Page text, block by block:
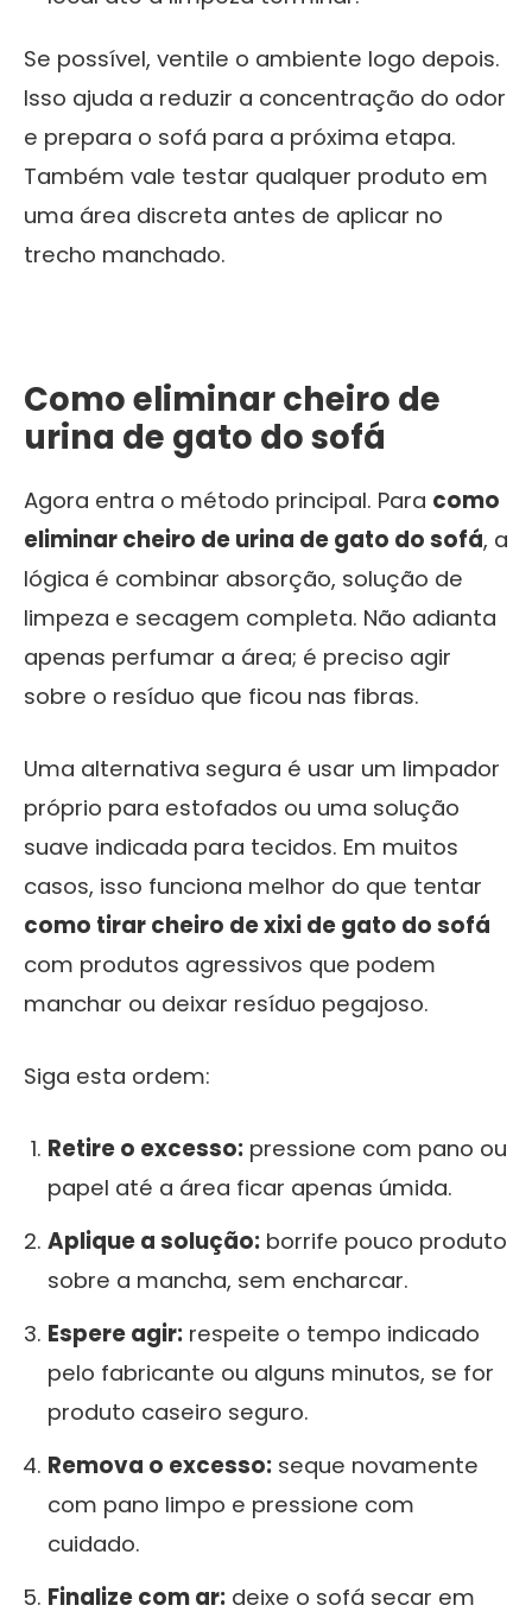
Se possível, ventile o ambiente logo depois.
Isso ajuda a reduzir a concentração do odor
e prepara o sofá para a próxima etapa.
Também vale testar qualquer produto em
uma área discreta antes de aplicar no
trecho manchado.
Como eliminar cheiro de
urina de gato do sofá
Agora entra o método principal. Para como
eliminar cheiro de urina de gato do sofá, a
lógica é combinar absorção, solução de
limpeza e secagem completa. Não adianta
apenas perfumar a área; é preciso agir
sobre o resíduo que ficou nas fibras.
Uma alternativa segura é usar um limpador
próprio para estofados ou uma solução
suave indicada para tecidos. Em muitos
casos, isso funciona melhor do que tentar
como tirar cheiro de xixi de gato do sofá
com produtos agressivos que podem
manchar ou deixar resíduo pegajoso.
Siga esta ordem:
Retire o excesso: pressione com pano ou
papel até a área ficar apenas úmida.
Aplique a solução: borrife pouco produto
sobre a mancha, sem encharcar.
Espere agir: respeite o tempo indicado
pelo fabricante ou alguns minutos, se for
produto caseiro seguro.
Remova o excesso: seque novamente
com pano limpo e pressione com
cuidado.
Finalize com ar: deixe o sofá secar em